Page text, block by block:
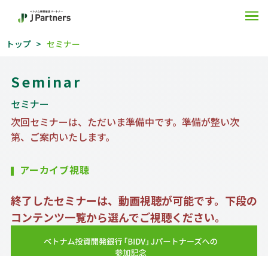
トップ セミナー
Seminar
セミナー
次回セミナーは、ただいま準備中です。準備が整い次
第、ご案内いたします。
アーカイブ視聴
終了したセミナーは、動画視聴が可能です。下段の
コンテンツ一覧から選んでご視聴ください。